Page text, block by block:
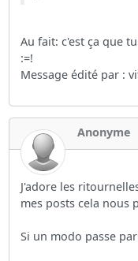
Au fait: c'est ça que
:=!
Message édité par :
Anonyme
J'adore les
mes posts cela nous
Si un modo passe